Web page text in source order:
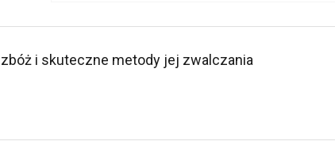
i skuteczne metody jej zwalczania